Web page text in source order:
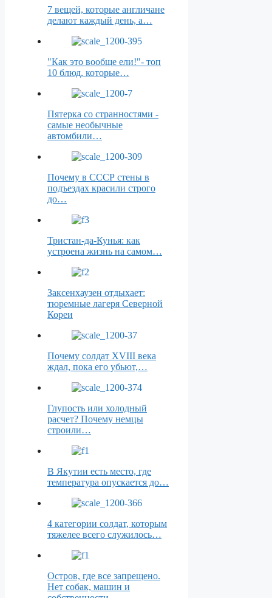
7 вещей, которые англичане
делают каждый день, а…
"Как это вообще ели!"- топ
10 блюд, которые…
Пятерка со странностями -
самые необычные
автомбили…
Почему в СССР стены в
подъездах красили строго
до…
Тристан-да-Кунья: как
устроена жизнь на самом…
Заксенхаузен отдыхает:
тюремные лагеря Северной
Кореи
Почему солдат XVIII века
ждал, пока его убьют,…
Глупость или холодный
расчет? Почему немцы
строили…
В Якутии есть место, где
температура опускается до…
4 категории солдат, которым
тяжелее всего служилось…
Остров, где все запрещено.
Нет собак, машин и